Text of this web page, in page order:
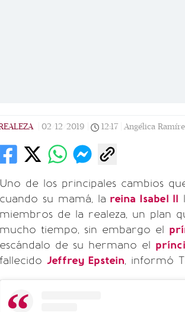
02/12/2019 12:17 Angélica
Uno de los principales cambios
cuando su mamá, la reina Isabel ll
miembros de la realeza, un plan
mucho tiempo, sin embargo el
escándalo de su hermano el
fallecido Jeffrey Epstein, informó